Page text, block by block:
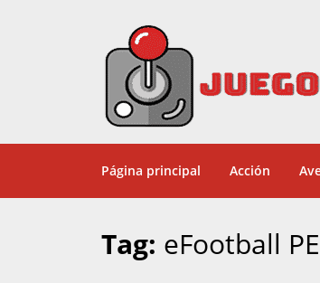
Página principal Acción
Tag: eFootball